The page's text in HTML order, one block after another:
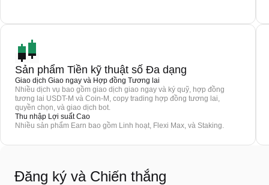
Sản phẩm Tiền kỹ thuật số Đa dạng
Giao dịch Giao ngay và Hợp đồng Tương lai
Nhiều dịch vụ bao gồm giao dịch giao ngay và ký quỹ, hợp đồng
tương lai USDT-M và Coin-M, copy trading hợp đồng tương lai,
quyền chọn, và giao dịch bot.
Thu nhập Lợi suất Cao
Nhiều sản phẩm Earn bao gồm Linh hoạt, Flexi Max, và Staking.
Đăng ký và Chiến thắng